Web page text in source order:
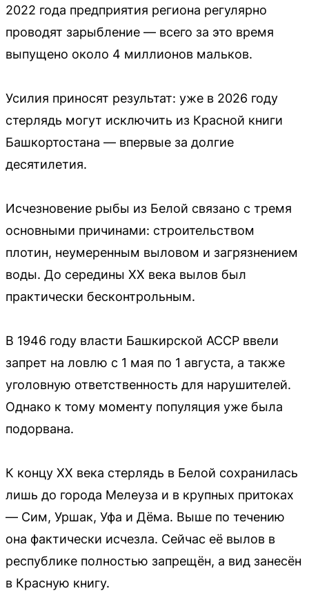
2022 года предприятия региона регулярно
проводят зарыбление — всего за это время
выпущено около 4 миллионов мальков.
Усилия приносят результат: уже в 2026 году
стерлядь могут исключить из Красной книги
Башкортостана — впервые за долгие
десятилетия.
Исчезновение рыбы из Белой связано с тремя
основными причинами: строительством
плотин, неумеренным выловом и загрязнением
воды. До середины XX века вылов был
практически бесконтрольным.
В 1946 году власти Башкирской АССР ввели
запрет на ловлю с 1 мая по 1 августа, а также
уголовную ответственность для нарушителей.
Однако к тому моменту популяция уже была
подорвана.
К концу XX века стерлядь в Белой сохранилась
лишь до города Мелеуза и в крупных притоках
— Сим, Уршак, Уфа и Дёма. Выше по течению
она фактически исчезла. Сейчас её вылов в
республике полностью запрещён, а вид занесён
в Красную книгу.